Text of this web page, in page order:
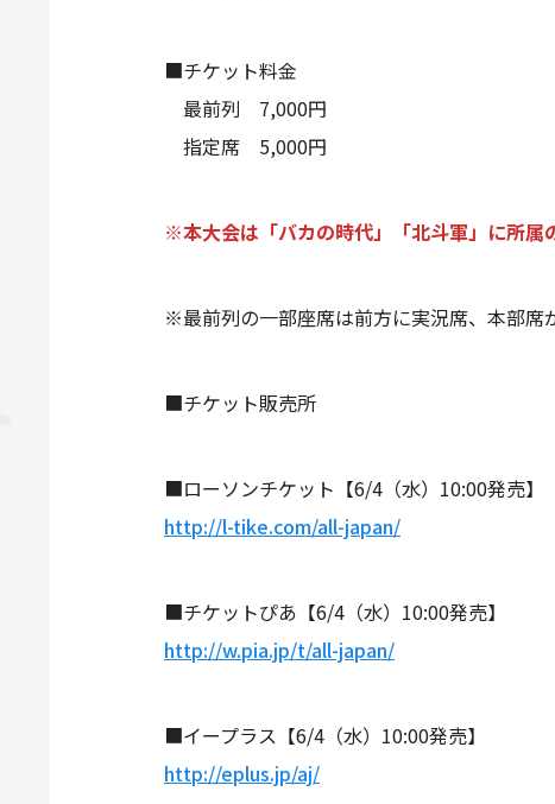
■チケット料金
最前列 7,000円
指定席 5,000円
※本大会は「バカの時代」「北斗軍」に所属
※最前列の一部座席は前方に実況席、本部席
■チケット販売所
■ローソンチケット【6/4（水）10:00発売】
http://l-tike.com/all-japan/
■チケットぴあ【6/4（水）10:00発売】
http://w.pia.jp/t/all-japan/
■イープラス【6/4（水）10:00発売】
http://eplus.jp/aj/